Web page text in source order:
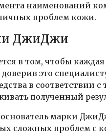
наименований
проблем кожи.
ДжиДжи
в том, чтобы
это
в
полученный
марки
сложных проблем с